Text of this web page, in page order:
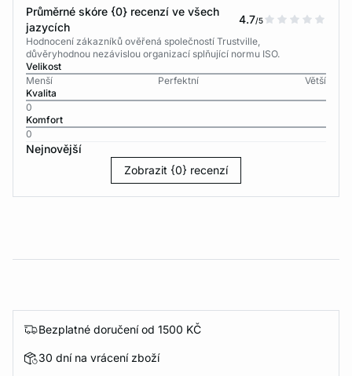
Průměrné skóre {0} recenzí ve všech
jazycích
4.7/5
Hodnocení zákazníků ověřená společností Trustville,
důvěryhodnou nezávislou organizací splňující normu ISO.
Velikost
Menší
Perfektní
Větší
Kvalita
0
Komfort
0
Nejnovější
Zobrazit {0} recenzí
Bezplatné doručení od 1500 KČ
30 dní na vrácení zboží